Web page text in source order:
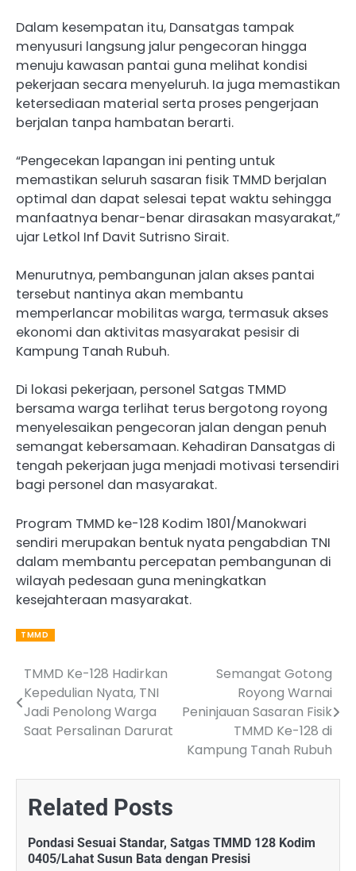
Dalam kesempatan itu, Dansatgas tampak
menyusuri langsung jalur pengecoran hingga
menuju kawasan pantai guna melihat kondisi
pekerjaan secara menyeluruh. Ia juga memastikan
ketersediaan material serta proses pengerjaan
berjalan tanpa hambatan berarti.
“Pengecekan lapangan ini penting untuk
memastikan seluruh sasaran fisik TMMD berjalan
optimal dan dapat selesai tepat waktu sehingga
manfaatnya benar-benar dirasakan masyarakat,”
ujar Letkol Inf Davit Sutrisno Sirait.
Menurutnya, pembangunan jalan akses pantai
tersebut nantinya akan membantu
memperlancar mobilitas warga, termasuk akses
ekonomi dan aktivitas masyarakat pesisir di
Kampung Tanah Rubuh.
Di lokasi pekerjaan, personel Satgas TMMD
bersama warga terlihat terus bergotong royong
menyelesaikan pengecoran jalan dengan penuh
semangat kebersamaan. Kehadiran Dansatgas di
tengah pekerjaan juga menjadi motivasi tersendiri
bagi personel dan masyarakat.
Program TMMD ke-128 Kodim 1801/Manokwari
sendiri merupakan bentuk nyata pengabdian TNI
dalam membantu percepatan pembangunan di
wilayah pedesaan guna meningkatkan
kesejahteraan masyarakat.
TMMD
Post
navigation
TMMD Ke-128 Hadirkan
Kepedulian Nyata, TNI
Jadi Penolong Warga
Saat Persalinan Darurat
Semangat Gotong
Royong Warnai
Peninjauan Sasaran Fisik
TMMD Ke-128 di
Kampung Tanah Rubuh
Related Posts
Pondasi Sesuai Standar, Satgas TMMD 128 Kodim
0405/Lahat Susun Bata dengan Presisi